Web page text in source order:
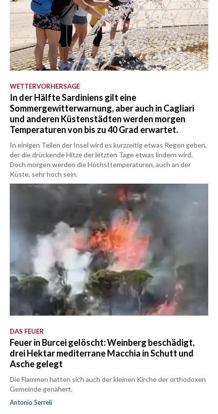
WETTERVORHERSAGE
In der Hälfte Sardiniens gilt eine
Sommergewitterwarnung, aber auch in Cagliari
und anderen Küstenstädten werden morgen
Temperaturen von bis zu 40 Grad erwartet.
In einigen Teilen der Insel wird es kurzzeitig etwas Regen geben,
der die drückende Hitze der letzten Tage etwas lindern wird.
Doch morgen werden die Höchsttemperaturen, auch an der
Küste, sehr hoch sein.
DAS FEUER
Feuer in Burcei gelöscht: Weinberg beschädigt,
drei Hektar mediterrane Macchia in Schutt und
Asche gelegt
Die Flammen hatten sich auch der kleinen Kirche der orthodoxen
Gemeinde genähert.
Antonio Serreli